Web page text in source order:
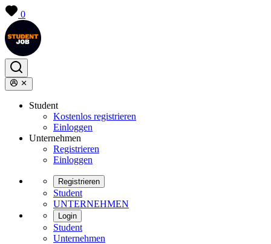
0
Student
Kostenlos registrieren
Einloggen
Unternehmen
Registrieren
Einloggen
Registrieren
Student
UNTERNEHMEN
Login
Student
Unternehmen